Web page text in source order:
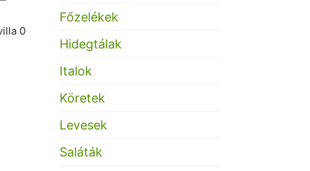
0
Főzelékek
Hidegtálak
Italok
Köretek
Levesek
Saláták